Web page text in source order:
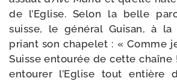
de l’Eglise. Selon la belle
suisse, le géné­ral Guisan, à la
priant son cha­pe­let : « Comme
Suisse entou­rée de cette chaîne
entou­rer l’Eglise tout entière